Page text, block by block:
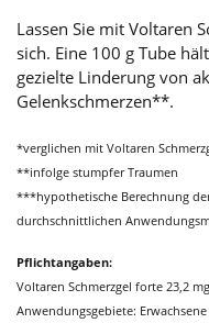
Lassen Sie mit Voltaren
sich. Eine 100 g Tube
gezielte Linderung von
Gelenkschmerzen**.
*verglichen mit Voltaren
**infolge stumpfer Traumen
***hypothetische Berechnung
durchschnittlichen
Pflichtangaben:
Voltaren Schmerzgel forte 23,2
Anwendungsgebiete: